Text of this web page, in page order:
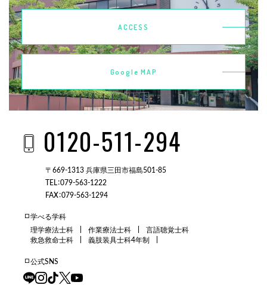
ACCESS
Google MAP
0120-511-294
〒669-1313 兵庫県三田市福島501-85
TEL：079-563-1222
FAX：079-563-1294
学べる学科
理学療法士科
作業療法士科
言語聴覚士科
救急救命士科
義肢装具士科4年制
公式SNS